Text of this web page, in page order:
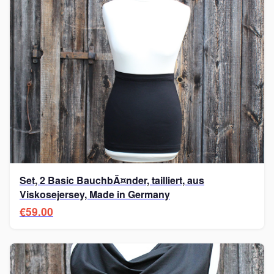
Set, 2 Basic BauchbÃ¤nder, tailliert, aus
Viskosejersey, Made in Germany
€59.00